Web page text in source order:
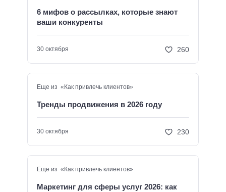
6 мифов о рассылках, которые знают
ваши конкуренты
30 октября 260
Еще из «Как привлечь клиентов»
Тренды продвижения в 2026 году
30 октября 230
Еще из «Как привлечь клиентов»
Маркетинг для сферы услуг 2026: как